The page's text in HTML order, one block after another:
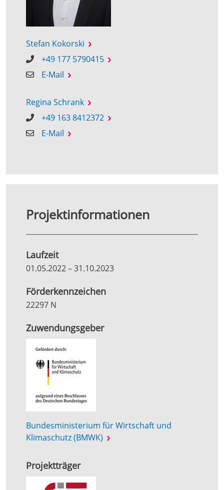
Stefan Kokorski
+49 177 5790415
E-Mail
Regina Schrank
+49 163 8412372
E-Mail
Projektinformationen
Laufzeit
01.05.2022–31.10.2023
Förderkennzeichen
22297 N
Zuwendungsgeber
Bundesministerium für Wirtschaft und
Klimaschutz (BMWK)
Projektträger